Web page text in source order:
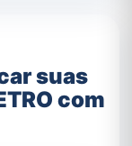
suas
com